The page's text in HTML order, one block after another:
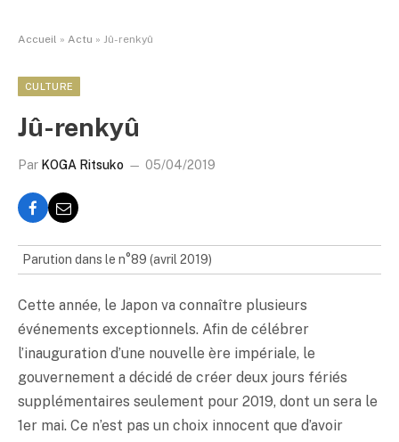
Accueil » Actu » Jû-renkyû
CULTURE
Jû-renkyû
Par KOGA Ritsuko 05/04/2019
Parution dans le n°89 (avril 2019)
Cette année, le Japon va connaître plusieurs
événements exceptionnels. Afin de célébrer
l’inauguration d’une nouvelle ère impériale, le
gouvernement a décidé de créer deux jours fériés
supplémentaires seulement pour 2019, dont un sera le
1er mai. Ce n’est pas un choix innocent que d’avoir